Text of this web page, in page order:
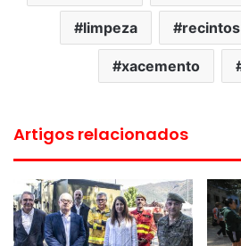
limpeza recintos
xacemento
Artigos relacionados